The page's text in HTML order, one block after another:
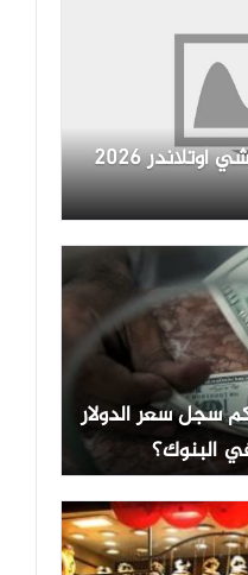
سعر ومواصفات ميتسوبيشي أوتلاندر 2026
سجل سعر الدولار